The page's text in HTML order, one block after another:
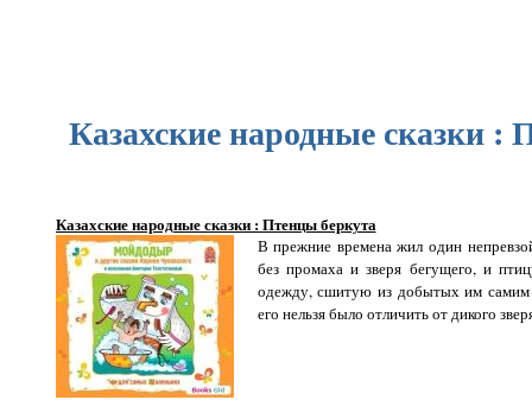
Казахские народные сказки :
Казахские народные сказки : Птенцы беркута
В прежние времена жил один
без промаха и зверя бегущего, и
одежду, сшитую из добытых им самим
его нельзя было отличить от дикого